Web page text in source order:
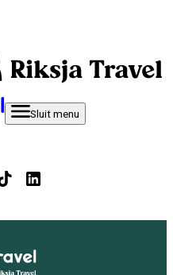
Sluitmenu